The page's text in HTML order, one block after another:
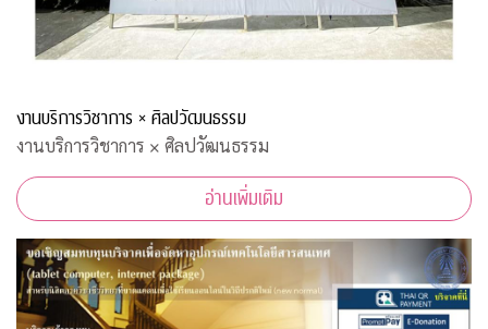
งานบริการวิชาการ × ศิลปวัฒนธรรม
งานบริการวิชาการ × ศิลปวัฒนธรรม
อ่านเพิ่มเติม